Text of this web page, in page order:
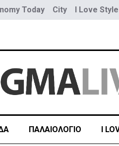
Today City I Love Style
ΠΑΛΑΙΟΛΟΓΙΟ I